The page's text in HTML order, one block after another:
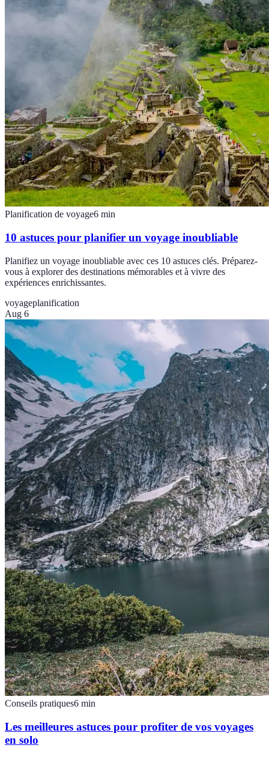
Planification de voyage6 min
10 astuces pour planifier un voyage inoubliable
Planifiez un voyage inoubliable avec ces 10 astuces clés. Préparez-
vous à explorer des destinations mémorables et à vivre des
expériences enrichissantes.
voyageplanification
Aug 6
Conseils pratiques6 min
Les meilleures astuces pour profiter de vos voyages
en solo